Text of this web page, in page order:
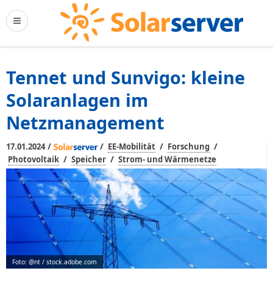
Tennet und Sunvigo: kleine
Solaranlagen im
Netzmanagement
17.01.2024/ / EE-Mobilität / Forschung /
Photovoltaik / Speicher / Strom- und Wärmenetze
Foto: @nt / stock.adobe.com